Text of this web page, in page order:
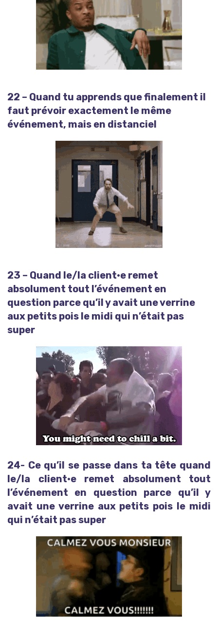
22 – Quand tu apprends que finalement il
faut prévoir exactement le même
événement, mais en distanciel
23 – Quand le/la client·e remet
absolument tout l’événement en
question parce qu’il y avait une verrine
aux petits pois le midi qui n’était pas
super
24- Ce qu’il se passe dans ta tête quand
le/la client·e remet absolument tout
l’événement en question parce qu’il y
avait une verrine aux petits pois le midi
qui n’était pas super